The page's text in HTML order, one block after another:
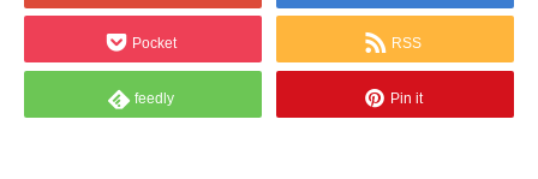
Pocket RSS
feedly Pin it